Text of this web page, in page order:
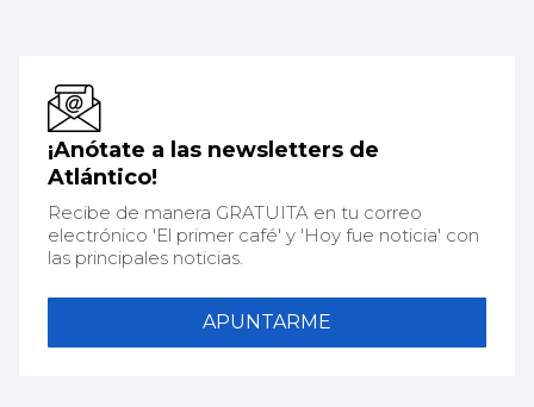
¡Anótate a las newsletters de
Atlántico!
Recibe de manera GRATUITA en tu correo
electrónico 'El primer café' y 'Hoy fue noticia' con
las principales noticias.
APUNTARME